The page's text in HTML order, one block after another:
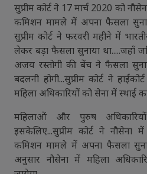
सुप्रीम कोर्ट ने 17 मार्च 2020 को
कमिशन मामले में अपना फैसला
सुप्रीम कोर्ट ने फरवरी महीने में
लेकर बड़ा फैसला सुनाया था.....जहाँ
अजय रस्तोगी की बेंच ने फैसला
बदलनी होगी...सुप्रीम कोर्ट ने
महिला अधिकारियों को सेना में स्थाई
महिलाओं और पुरुष
इसकेलिए...सुप्रीम कोर्ट ने नौसेना
कमिशन मामले में अपना फैसला
अनुसार नौसेना में महिला